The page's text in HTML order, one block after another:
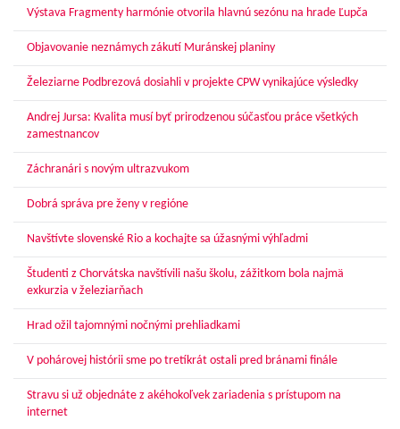
Výstava Fragmenty harmónie otvorila hlavnú sezónu na hrade Ľupča
Objavovanie neznámych zákutí Muránskej planiny
Železiarne Podbrezová dosiahli v projekte CPW vynikajúce výsledky
Andrej Jursa: Kvalita musí byť prirodzenou súčasťou práce všetkých
zamestnancov
Záchranári s novým ultrazvukom
Dobrá správa pre ženy v regióne
Navštívte slovenské Rio a kochajte sa úžasnými výhľadmi
Študenti z Chorvátska navštívili našu školu, zážitkom bola najmä
exkurzia v železiarňach
Hrad ožil tajomnými nočnými prehliadkami
V pohárovej histórii sme po tretíkrát ostali pred bránami finále
Stravu si už objednáte z akéhokoľvek zariadenia s prístupom na
internet